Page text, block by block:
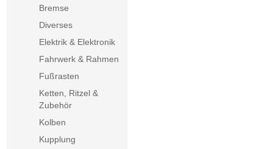
Bremse
Diverses
Elektrik & Elektronik
Fahrwerk & Rahmen
Fußrasten
Ketten, Ritzel &
Zubehör
Kolben
Kupplung